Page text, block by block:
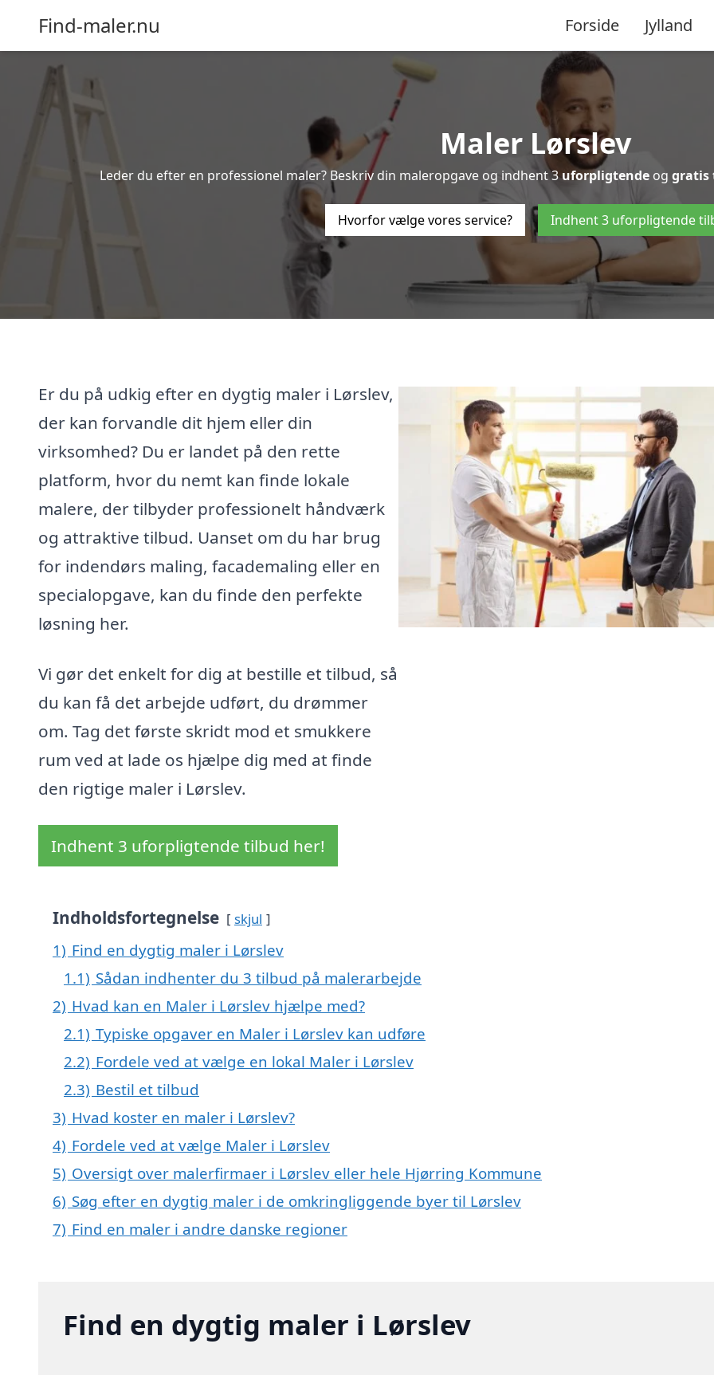
Find-maler.nu Forside Jylland
Maler Lørslev
Leder du efter en professionel maler? Beskriv din maleropgave og indhent 3uforpligtende og gratis
Hvorfor vælge vores service? Indhent 3 uforpligtende
Er du på udkig efter en dygtig maler i Lørslev,
der kan forvandle dit hjem eller din
virksomhed? Du er landet på den rette
platform, hvor du nemt kan finde lokale
malere, der tilbyder professionelt håndværk
og attraktive tilbud. Uanset om du har brug
for indendørs maling, facademaling eller en
specialopgave, kan du finde den perfekte
løsning her.
Vi gør det enkelt for dig at bestille et tilbud, så
du kan få det arbejde udført, du drømmer
om. Tag det første skridt mod et smukkere
rum ved at lade os hjælpe dig med at finde
den rigtige maler i Lørslev.
Indhent 3 uforpligtende tilbud her!
Indholdsfortegnelse skjul
1) Find en dygtig maler i Lørslev
1.1) Sådan indhenter du 3 tilbud på malerarbejde
2) Hvad kan en Maler i Lørslev hjælpe med?
2.1) Typiske opgaver en Maler i Lørslev kan udføre
2.2) Fordele ved at vælge en lokal Maler i Lørslev
2.3) Bestil et tilbud
3) Hvad koster en maler i Lørslev?
4) Fordele ved at vælge Maler i Lørslev
5) Oversigt over malerfirmaer i Lørslev eller hele Hjørring Kommune
6) Søg efter en dygtig maler i de omkringliggende byer til Lørslev
7) Find en maler i andre danske regioner
Find en dygtig maler i Lørslev